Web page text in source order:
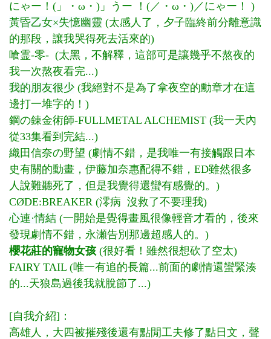
にゃー！(」・ω・)」うー ！(／・ω・)／にゃー！ )
黃昏乙女×失憶幽靈 (太感人了，夕子臨終前分離意識
的那段，讓我哭得死去活來的)
喰霊-零- (太黑，不解釋，這部可是讓幾乎不熬夜的
我一次熬夜看完...)
我的朋友很少 (我絕對不是為了拿夜空的勳章才在這
邊打一堆字的！)
鋼の錬金術師-FULLMETAL ALCHEMIST (我一天內
從33集看到完結...)
織田信奈の野望 (劇情不錯，是我唯一有接觸跟日本
史有關的動畫，伊藤加奈惠配得不錯，ED雖然很多
人說難聽死了，但是我覺得還蠻有感覺的。)
CØDE:BREAKER (澪病 沒救了不要理我)
心連·情結 (一開始是覺得畫風很像輕音才看的，後來
發現劇情不錯，永瀬告別那邊超感人的。)
櫻花莊的寵物女孩 (很好看！雖然很想砍了空太)
FAIRY TAIL (唯一有追的長篇...前面的劇情還蠻緊湊
的...天狼島過後我就脫節了...)
[自我介紹]：
高雄人，大四被摧殘後還有點閒工夫修了點日文，聲